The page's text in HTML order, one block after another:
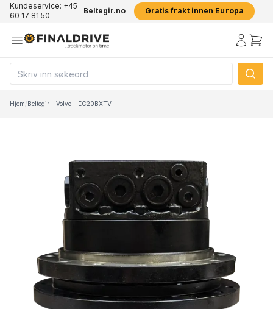
Kundeservice: +45
60 17 81 50
Beltegir.no Gratis frakt innen Europa
Hjem/Beltegir - Volvo - EC20BXTV